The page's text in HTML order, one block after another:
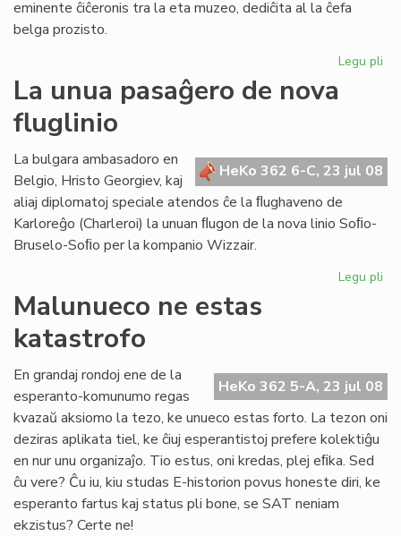
eminente ĉiĉeronis tra la eta muzeo, dediĉita al la ĉefa
belga prozisto.
Legu pli
en
La unua pasaĝero de nova
fluglinio
HeKo 362 6-C, 23 jul 08
La bulgara ambasadoro en
Belgio, Hristo Georgiev, kaj
aliaj diplomatoj speciale atendos ĉe la ﬂughaveno de
Karloreĝo (Charleroi) la unuan ﬂugon de la nova linio Soﬁo-
Bruselo-Soﬁo per la kompanio Wizzair.
Legu pli
Malunueco ne estas
katastrofo
HeKo 362 5-A, 23 jul 08
En grandaj rondoj ene de la
esperanto-komunumo regas
kvazaŭ aksiomo la tezo, ke unueco estas forto. La tezon oni
deziras aplikata tiel, ke ĉiuj esperantistoj prefere kolektiĝu
en nur unu organizaĵo. Tio estus, oni kredas, plej eﬁka. Sed
ĉu vere? Ĉu iu, kiu studas E-historion povus honeste diri, ke
esperanto fartus kaj status pli bone, se SAT neniam
ekzistus? Certe ne!